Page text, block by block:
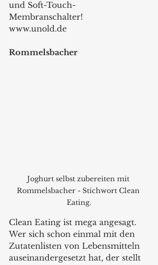
und Soft-Touch-
Membranschalter!
www.unold.de
Rommelsbacher
Joghurt selbst zubereiten mit
Rommelsbacher - Stichwort Clean
Eating.
Clean Eating ist mega angesagt.
Wer sich schon einmal mit den
Zutatenlisten von Lebensmitteln
auseinandergesetzt hat, der stellt